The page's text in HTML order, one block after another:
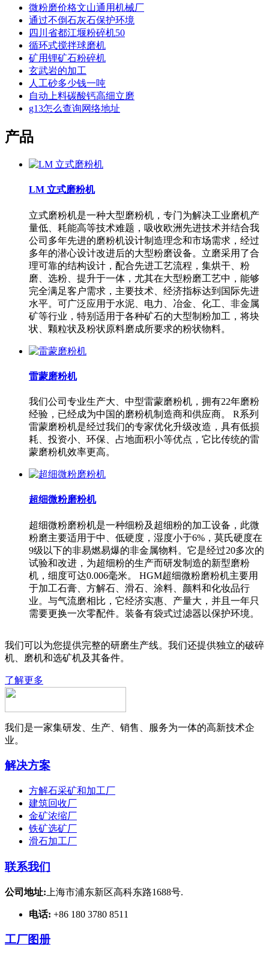
微粉磨价格文山通用机械厂
通过不倒石灰石保护环境
四川省都江堰粉碎机50
循环式搅拌球磨机
矿用锂矿石粉碎机
玄武岩的加工
人工砂多少钱一吨
自动上料碳酸钙高细立磨
g13怎么查询网络地址
产品
LM 立式磨粉机
立式磨粉机是一种大型磨粉机，专门为解决工业磨机产
量低、耗能高等技术难题，吸收欧洲先进技术并结合我
公司多年先进的磨粉机设计制造理念和市场需求，经过
多年的潜心设计改进后的大型粉磨设备。立磨采用了合
理可靠的结构设计，配合先进工艺流程，集烘干、粉
磨、选粉、提升于一体，尤其在大型粉磨工艺中，能够
完全满足客户需求，主要技术、经济指标达到国际先进
水平。可广泛应用于水泥、电力、冶金、化工、非金属
矿等行业，特别适用于各种矿石的大型制粉加工，将块
状、颗粒状及粉状原料磨成所要求的粉状物料。
雷蒙磨粉机
我们公司专业生产大、中型雷蒙磨粉机，拥有22年磨粉
经验，已经成为中国的磨粉机制造商和供应商。 R系列
雷蒙磨粉机是经过我们的专家优化升级改造，具有低损
耗、投资小、环保、占地面积小等优点，它比传统的雷
蒙磨粉机效率更高。
超细微粉磨粉机
超细微粉磨粉机是一种细粉及超细粉的加工设备，此微
粉磨主要适用于中、低硬度，湿度小于6%，莫氏硬度在
9级以下的非易燃易爆的非金属物料。它是经过20多次的
试验和改进，为超细粉的生产而研发制造的新型磨粉
机，细度可达0.006毫米。 HGM超细微粉磨粉机主要用
于加工石膏、方解石、滑石、涂料、颜料和化妆品行
业。与气流磨相比，它经济实惠、产量大，并且一年只
需要更换一次零配件。装备有袋式过滤器以保护环境。
我们可以为您提供完整的研磨生产线。我们还提供独立的破碎
机、磨机和选矿机及其备件。
了解更多
我们是一家集研发、生产、销售、服务为一体的高新技术企
业。
解决方案
方解石采矿和加工厂
建筑回收厂
金矿浓缩厂
铁矿选矿厂
滑石加工厂
联系我们
公司地址: 上海市浦东新区高科东路1688号.
电话: +86 180 3780 8511
工厂图册